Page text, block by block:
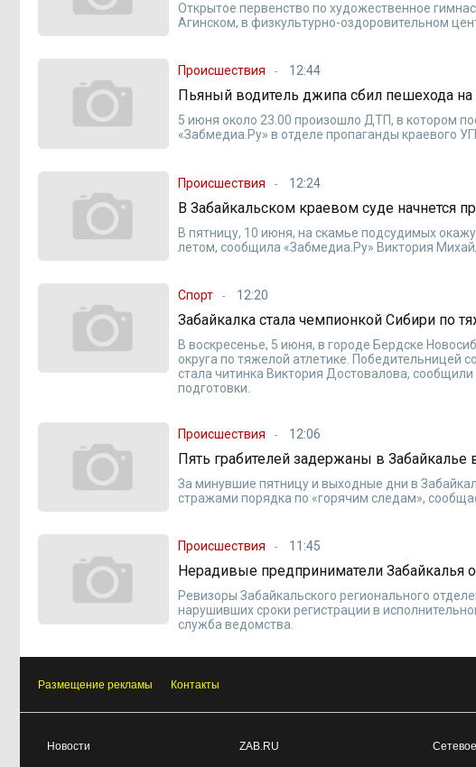
Открытое первенство по художественное
Агинском, в физкультурно-оздоровительном
Происшествия 12:44
Пьяный водитель джипа сбил пешехода на
5 июня около 23.00 произошло ДТП, в котором
«Забмедиа.Ру» в отделе пропаганды краевого
Происшествия 12:24
В Забайкальском краевом суде начнется
В пятницу, 10 июня, на скамье подсудимых
летом, сообщила «Забмедиа.Ру» Виктория
Спорт 12:20
Забайкалка стала чемпионкой Сибири по
В воскресенье, 5 июня, в городе Бердске
округа по тяжелой атлетике. Победительницей
стала читинка Виктория Достовалова,
подготовки.
Происшествия 12:06
Пять грабителей задержаны в
За минувшие пятницу и выходные дни в
стражами порядка по «горячим следам»,
Происшествия 11:45
Нерадивые предприниматели Забайкалья
Ревизоры Забайкальского регионального
нарушивших сроки регистрации в
служба ведомства.
Размещение рекламы Контакты
Новости ZAB.RU